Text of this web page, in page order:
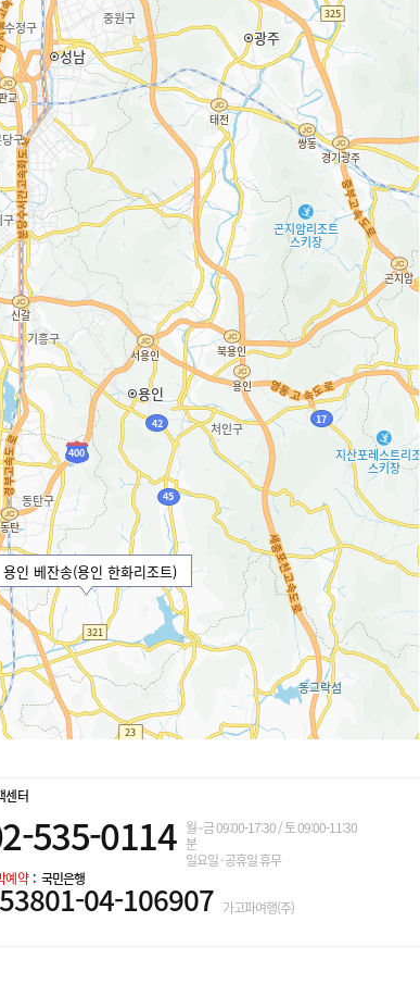
용인 베잔송(용인 한화리조트)
센터
535-0114 월~금 09:00-17:30 / 토 09:00-11:30
분
일요일 · 공휴일 휴무
예약: 국민은행04-106907 가고파여행(주)